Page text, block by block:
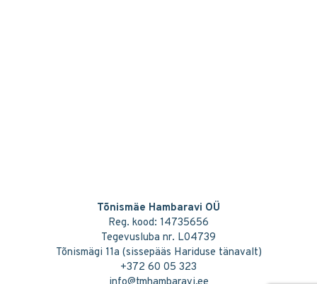
Tõnismäe Hambaravi OÜ
Reg. kood: 14735656
Tegevusluba nr. L04739
Tõnismägi 11a (sissepääs Hariduse tänavalt)
+372 60 05 323